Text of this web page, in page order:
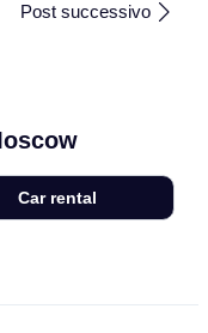
Post successivo
Car rental